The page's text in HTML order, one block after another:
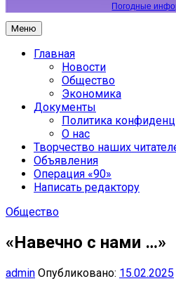
Погодные
Меню
Главная
Новости
Общество
Экономика
Документы
Политика
О нас
Творчество наших
Объявления
Операция «90»
Написать редактору
Общество
«Навечно с нами …»
admin Опубликовано: 15.02.2025